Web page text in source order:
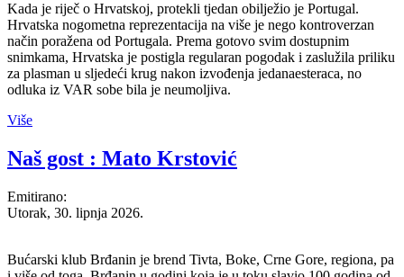
Kada je riječ o Hrvatskoj, protekli tjedan obilježio je Portugal.
Hrvatska nogometna reprezentacija na više je nego kontroverzan
način poražena od Portugala. Prema gotovo svim dostupnim
snimkama, Hrvatska je postigla regularan pogodak i zaslužila priliku
za plasman u sljedeći krug nakon izvođenja jedanaesteraca, no
odluka iz VAR sobe bila je neumoljiva.
Više
Naš gost : Mato Krstović
Emitirano:
Utorak, 30. lipnja 2026.
Bućarski klub Brđanin je brend Tivta, Boke, Crne Gore, regiona, pa